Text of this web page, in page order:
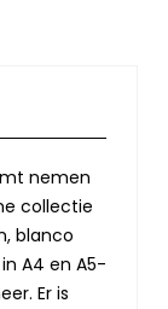
nemen
collectie
blanco
A4 en A5-
Er is